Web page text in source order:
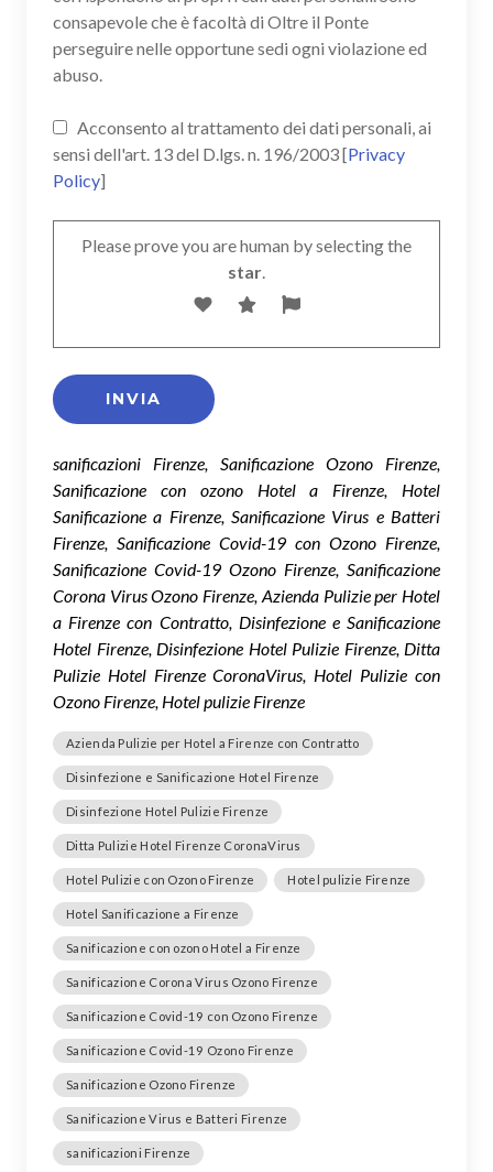
consapevole che è facoltà di Oltre il Ponte
perseguire nelle opportune sedi ogni violazione ed
abuso.
Acconsento al trattamento dei dati personali, ai
sensi dell'art. 13 del D.lgs. n. 196/2003 [Privacy
Policy]
Please prove you are human by selecting the
star.
sanificazioni Firenze, Sanificazione Ozono Firenze,
Sanificazione con ozono Hotel a Firenze, Hotel
Sanificazione a Firenze, Sanificazione Virus e Batteri
Firenze, Sanificazione Covid-19 con Ozono Firenze,
Sanificazione Covid-19 Ozono Firenze, Sanificazione
Corona Virus Ozono Firenze, Azienda Pulizie per Hotel
a Firenze con Contratto, Disinfezione e Sanificazione
Hotel Firenze, Disinfezione Hotel Pulizie Firenze, Ditta
Pulizie Hotel Firenze CoronaVirus, Hotel Pulizie con
Ozono Firenze, Hotel pulizie Firenze
Azienda Pulizie per Hotel a Firenze con Contratto
Disinfezione e Sanificazione Hotel Firenze
Disinfezione Hotel Pulizie Firenze
Ditta Pulizie Hotel Firenze CoronaVirus
Hotel Pulizie con Ozono Firenze Hotel pulizie Firenze
Hotel Sanificazione a Firenze
Sanificazione con ozono Hotel a Firenze
Sanificazione Corona Virus Ozono Firenze
Sanificazione Covid-19 con Ozono Firenze
Sanificazione Covid-19 Ozono Firenze
Sanificazione Ozono Firenze
Sanificazione Virus e Batteri Firenze
sanificazioni Firenze